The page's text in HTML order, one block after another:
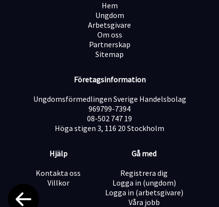
Hem
Ungdom
Arbetsgivare
Om oss
Partnerskap
Sitemap
Företagsinformation
Ungdomsförmedlingen Sverige Handelsbolag
969799-7394
08-502 747 19
Höga stigen 3, 116 20 Stockholm
Hjälp
Kontakta oss
Villkor
Gå med
Registrera dig
Logga in (ungdom)
Logga in (arbetsgivare)
Våra jobb